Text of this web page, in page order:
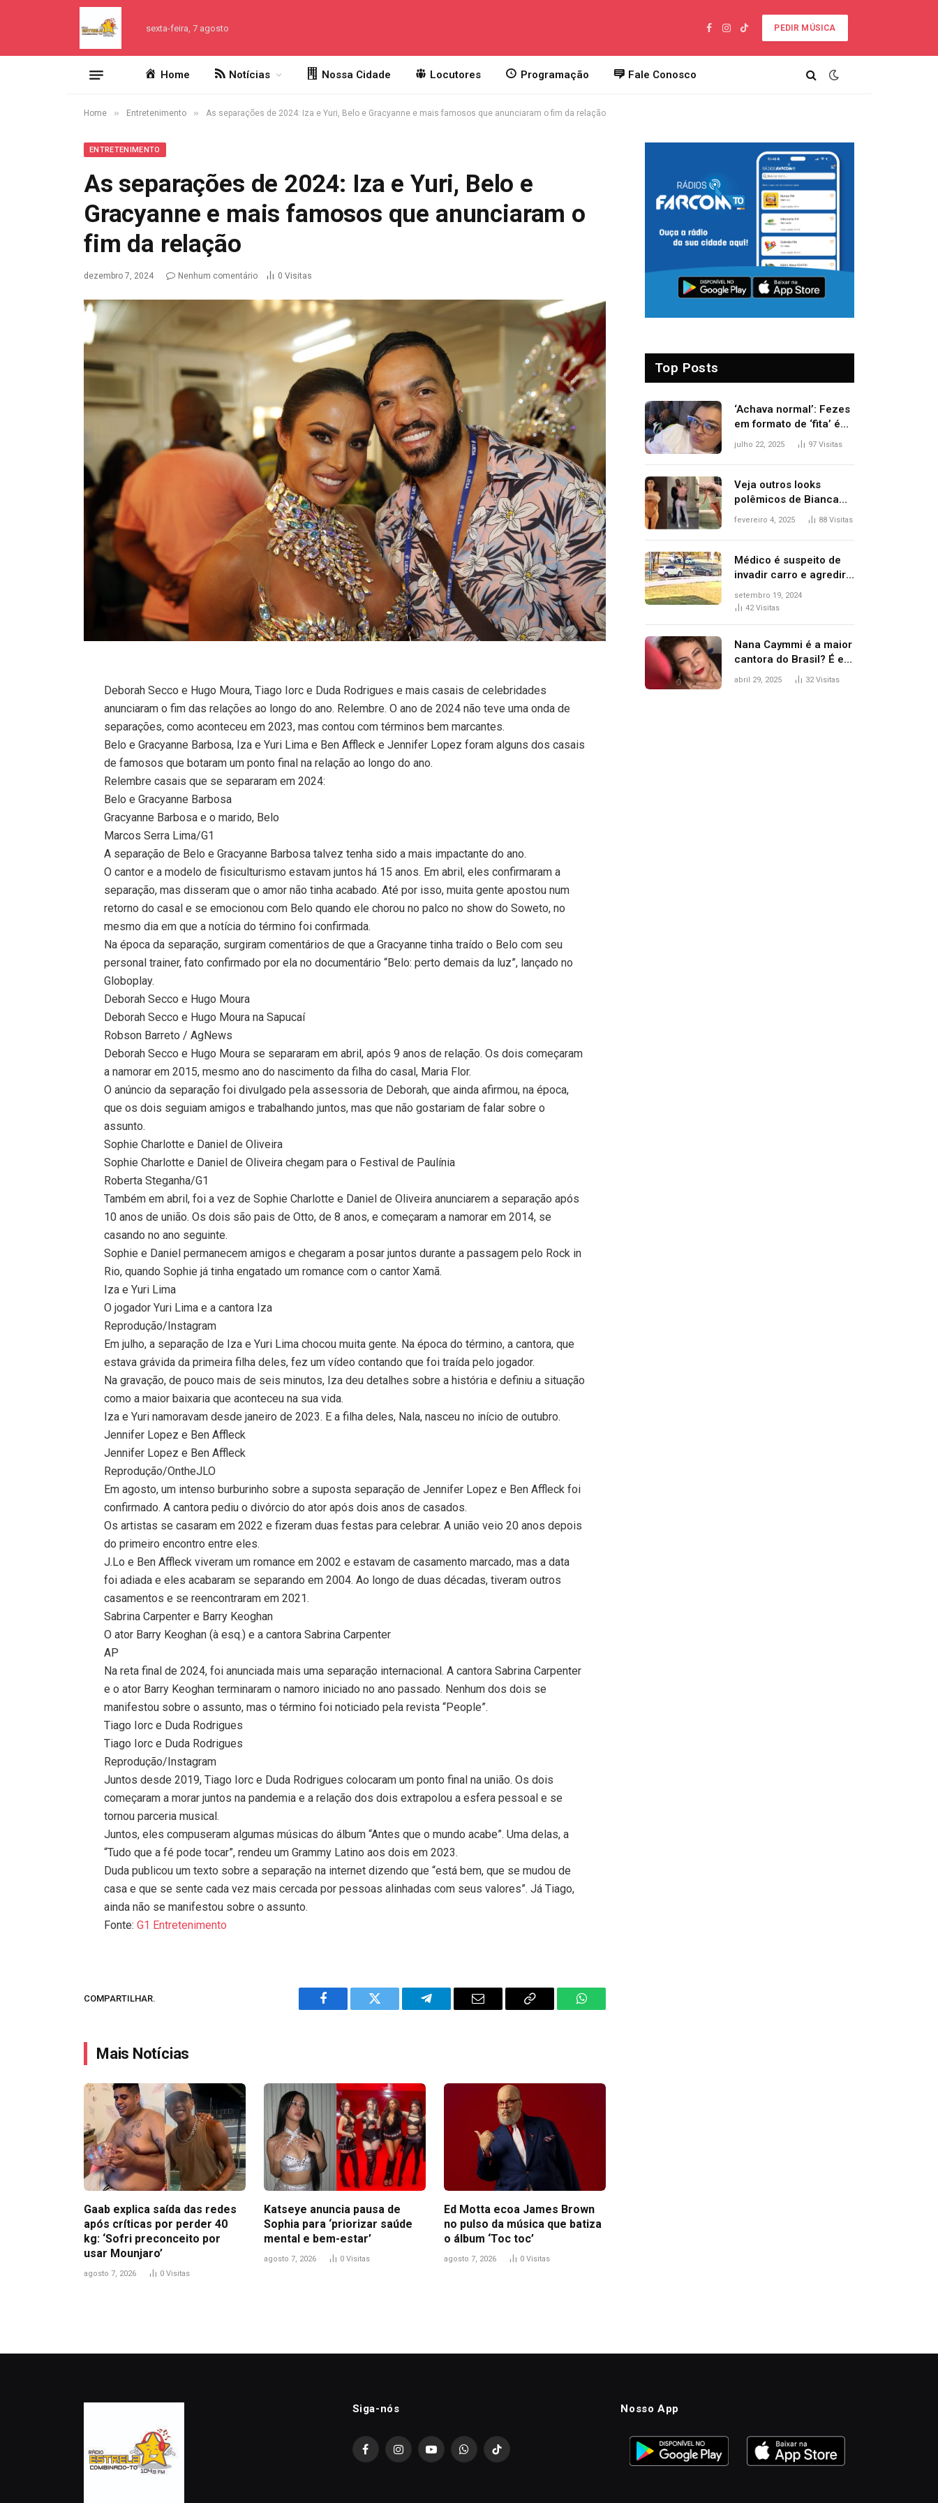
sexta-feira, 7 agosto
Facebook
Instagram
TikTok
PEDIR MÚSICA
Home Notícias Nossa Cidade Locutores Programação Fale Conosco
Home » Entretenimento » As separações de 2024: Iza e Yuri, Belo e Gracyanne e mais famosos que anunciaram o fim da relação
ENTRETENIMENTO
As separações de 2024: Iza e Yuri, Belo e
Gracyanne e mais famosos que anunciaram o
fim da relação
dezembro 7, 2024 Nenhum comentário 0 Visitas
Deborah Secco e Hugo Moura, Tiago Iorc e Duda Rodrigues e mais casais de celebridades
anunciaram o fim das relações ao longo do ano. Relembre. O ano de 2024 não teve uma onda de
separações, como aconteceu em 2023, mas contou com términos bem marcantes.
Belo e Gracyanne Barbosa, Iza e Yuri Lima e Ben Affleck e Jennifer Lopez foram alguns dos casais
de famosos que botaram um ponto final na relação ao longo do ano.
Relembre casais que se separaram em 2024:
Belo e Gracyanne Barbosa
Gracyanne Barbosa e o marido, Belo
Marcos Serra Lima/G1
A separação de Belo e Gracyanne Barbosa talvez tenha sido a mais impactante do ano.
O cantor e a modelo de fisiculturismo estavam juntos há 15 anos. Em abril, eles confirmaram a
separação, mas disseram que o amor não tinha acabado. Até por isso, muita gente apostou num
retorno do casal e se emocionou com Belo quando ele chorou no palco no show do Soweto, no
mesmo dia em que a notícia do término foi confirmada.
Na época da separação, surgiram comentários de que a Gracyanne tinha traído o Belo com seu
personal trainer, fato confirmado por ela no documentário “Belo: perto demais da luz”, lançado no
Globoplay.
Deborah Secco e Hugo Moura
Deborah Secco e Hugo Moura na Sapucaí
Robson Barreto / AgNews
Deborah Secco e Hugo Moura se separaram em abril, após 9 anos de relação. Os dois começaram
a namorar em 2015, mesmo ano do nascimento da filha do casal, Maria Flor.
O anúncio da separação foi divulgado pela assessoria de Deborah, que ainda afirmou, na época,
que os dois seguiam amigos e trabalhando juntos, mas que não gostariam de falar sobre o
assunto.
Sophie Charlotte e Daniel de Oliveira
Sophie Charlotte e Daniel de Oliveira chegam para o Festival de Paulínia
Roberta Steganha/G1
Também em abril, foi a vez de Sophie Charlotte e Daniel de Oliveira anunciarem a separação após
10 anos de união. Os dois são pais de Otto, de 8 anos, e começaram a namorar em 2014, se
casando no ano seguinte.
Sophie e Daniel permanecem amigos e chegaram a posar juntos durante a passagem pelo Rock in
Rio, quando Sophie já tinha engatado um romance com o cantor Xamã.
Iza e Yuri Lima
O jogador Yuri Lima e a cantora Iza
Reprodução/Instagram
Em julho, a separação de Iza e Yuri Lima chocou muita gente. Na época do término, a cantora, que
estava grávida da primeira filha deles, fez um vídeo contando que foi traída pelo jogador.
Na gravação, de pouco mais de seis minutos, Iza deu detalhes sobre a história e definiu a situação
como a maior baixaria que aconteceu na sua vida.
Iza e Yuri namoravam desde janeiro de 2023. E a filha deles, Nala, nasceu no início de outubro.
Jennifer Lopez e Ben Affleck
Jennifer Lopez e Ben Affleck
Reprodução/OntheJLO
Em agosto, um intenso burburinho sobre a suposta separação de Jennifer Lopez e Ben Affleck foi
confirmado. A cantora pediu o divórcio do ator após dois anos de casados.
Os artistas se casaram em 2022 e fizeram duas festas para celebrar. A união veio 20 anos depois
do primeiro encontro entre eles.
J.Lo e Ben Affleck viveram um romance em 2002 e estavam de casamento marcado, mas a data
foi adiada e eles acabaram se separando em 2004. Ao longo de duas décadas, tiveram outros
casamentos e se reencontraram em 2021.
Sabrina Carpenter e Barry Keoghan
O ator Barry Keoghan (à esq.) e a cantora Sabrina Carpenter
AP
Na reta final de 2024, foi anunciada mais uma separação internacional. A cantora Sabrina Carpenter
e o ator Barry Keoghan terminaram o namoro iniciado no ano passado. Nenhum dos dois se
manifestou sobre o assunto, mas o término foi noticiado pela revista “People”.
Tiago Iorc e Duda Rodrigues
Tiago Iorc e Duda Rodrigues
Reprodução/Instagram
Juntos desde 2019, Tiago Iorc e Duda Rodrigues colocaram um ponto final na união. Os dois
começaram a morar juntos na pandemia e a relação dos dois extrapolou a esfera pessoal e se
tornou parceria musical.
Juntos, eles compuseram algumas músicas do álbum “Antes que o mundo acabe”. Uma delas, a
“Tudo que a fé pode tocar”, rendeu um Grammy Latino aos dois em 2023.
Duda publicou um texto sobre a separação na internet dizendo que “está bem, que se mudou de
casa e que se sente cada vez mais cercada por pessoas alinhadas com seus valores”. Já Tiago,
ainda não se manifestou sobre o assunto.
Fonte:G1 Entretenimento
COMPARTILHAR.
Facebook Twitter Telegram Email
Copy
WhatsApp
Mais Notícias
Gaab explica saída das redes
após críticas por perder 40
kg: ‘Sofri preconceito por
usar Mounjaro’
agosto 7, 2026 0 Visitas
Katseye anuncia pausa de
Sophia para ‘priorizar saúde
mental e bem-estar’
agosto 7, 2026 0 Visitas
Ed Motta ecoa James Brown
no pulso da música que batiza
o álbum ‘Toc toc’
agosto 7, 2026 0 Visitas
Top Posts
‘Achava normal’: Fezes
em formato de ‘fita’ é
um dos alertas para
Gil
julho 22, 2025 97 Visitas
Veja outros looks
polêmicos de Bianca
Censori, esposa de
Grammy 2025
fevereiro 4, 2025 88 Visitas
Médico é suspeito de
invadir carro e agredir
delegado aposentado
durante confusão no
setembro 19, 2024
42Visitas
Nana Caymmi é a maior
cantora do Brasil? É e
não é…
abril 29, 2025 32Visitas
Siga-nós
FacebookInstagramYouTubeWhatsAppTikTok
Nosso App